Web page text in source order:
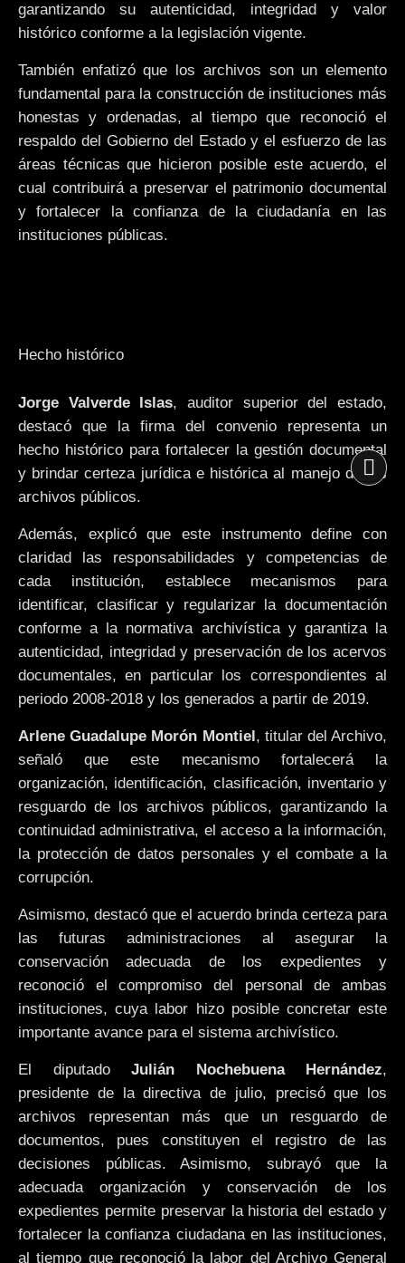
garantizando su autenticidad, integridad y valor
histórico conforme a la legislación vigente.
También enfatizó que los archivos son un elemento
fundamental para la construcción de instituciones más
honestas y ordenadas, al tiempo que reconoció el
respaldo del Gobierno del Estado y el esfuerzo de las
áreas técnicas que hicieron posible este acuerdo, el
cual contribuirá a preservar el patrimonio documental
y fortalecer la confianza de la ciudadanía en las
instituciones públicas.
Hecho histórico
Jorge Valverde Islas, auditor superior del estado,
destacó que la firma del convenio representa un
hecho histórico para fortalecer la gestión documental
y brindar certeza jurídica e histórica al manejo de los
archivos públicos.
Además, explicó que este instrumento define con
claridad las responsabilidades y competencias de
cada institución, establece mecanismos para
identificar, clasificar y regularizar la documentación
conforme a la normativa archivística y garantiza la
autenticidad, integridad y preservación de los acervos
documentales, en particular los correspondientes al
periodo 2008-2018 y los generados a partir de 2019.
Arlene Guadalupe Morón Montiel, titular del Archivo,
señaló que este mecanismo fortalecerá la
organización, identificación, clasificación, inventario y
resguardo de los archivos públicos, garantizando la
continuidad administrativa, el acceso a la información,
la protección de datos personales y el combate a la
corrupción.
Asimismo, destacó que el acuerdo brinda certeza para
las futuras administraciones al asegurar la
conservación adecuada de los expedientes y
reconoció el compromiso del personal de ambas
instituciones, cuya labor hizo posible concretar este
importante avance para el sistema archivístico.
El diputado Julián Nochebuena Hernández,
presidente de la directiva de julio, precisó que los
archivos representan más que un resguardo de
documentos, pues constituyen el registro de las
decisiones públicas. Asimismo, subrayó que la
adecuada organización y conservación de los
expedientes permite preservar la historia del estado y
fortalecer la confianza ciudadana en las instituciones,
al tiempo que reconoció la labor del Archivo General